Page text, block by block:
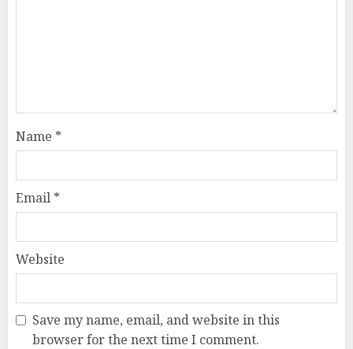
Name *
Email *
Website
Save my name, email, and website in this
browser for the next time I comment.